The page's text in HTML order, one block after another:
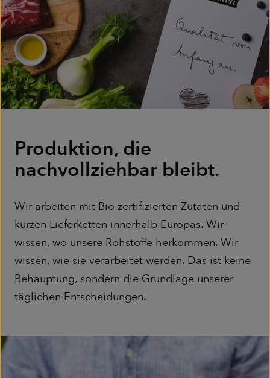
Produktion, die
nachvollziehbar bleibt.
Wir arbeiten mit Bio zertifizierten Zutaten und
kurzen Lieferketten innerhalb Europas. Wir
wissen, wo unsere Rohstoffe herkommen. Wir
wissen, wie sie verarbeitet werden. Das ist keine
Behauptung, sondern die Grundlage unserer
täglichen Entscheidungen.